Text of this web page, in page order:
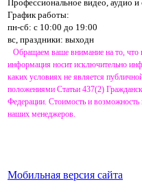
Профессиональное видео, аудио и
График работы:
пн-сб: с 10:00 до 19:00
вс, праздники: выходн
Обращаем ваше внимание на то, что
информация носит исключительно
каких условиях не является
положениями Статьи 437(2)
Федерации. Стоимость и возможность
наших менеджеров.
Мобильная версия сайта